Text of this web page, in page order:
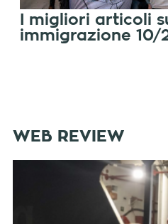
I migliori articoli
immigrazione 10/
WEB REVIEW